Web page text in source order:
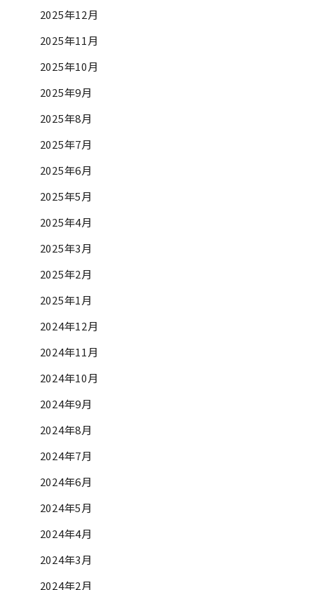
2025年12月
2025年11月
2025年10月
2025年9月
2025年8月
2025年7月
2025年6月
2025年5月
2025年4月
2025年3月
2025年2月
2025年1月
2024年12月
2024年11月
2024年10月
2024年9月
2024年8月
2024年7月
2024年6月
2024年5月
2024年4月
2024年3月
2024年2月